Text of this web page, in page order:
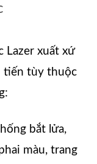
Lazer xuất xứ
tiến tùy thuộc
bắt lửa,
màu, trang